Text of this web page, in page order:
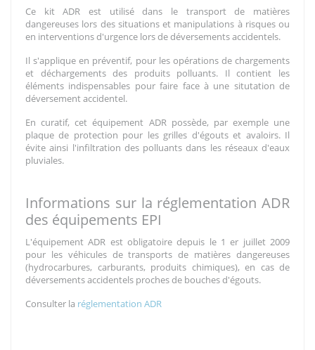
Ce kit ADR est utilisé dans le transport de matières
dangereuses lors des situations et manipulations à risques ou
en interventions d'urgence lors de déversements accidentels.
Il s'applique en préventif, pour les opérations de chargements
et déchargements des produits polluants. Il contient les
éléments indispensables pour faire face à une situtation de
déversement accidentel.
En curatif, cet équipement ADR possède, par exemple une
plaque de protection pour les grilles d'égouts et avaloirs. Il
évite ainsi l'infiltration des polluants dans les réseaux d'eaux
pluviales.
Informations sur la réglementation ADR
des équipements EPI
L'équipement ADR est obligatoire depuis le 1 er juillet 2009
pour les véhicules de transports de matières dangereuses
(hydrocarbures, carburants, produits chimiques), en cas de
déversements accidentels proches de bouches d'égouts.
Consulter la réglementation ADR